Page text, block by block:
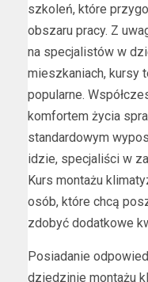
szkoleń, które
obszaru pracy. Z
na specjalistów w
mieszkaniach, kursy
popularne.
komfortem życia
standardowym
idzie, specjaliści w
Kurs montażu
osób, które chcą
zdobyć dodatkowe
Posiadanie
dziedzinie montażu